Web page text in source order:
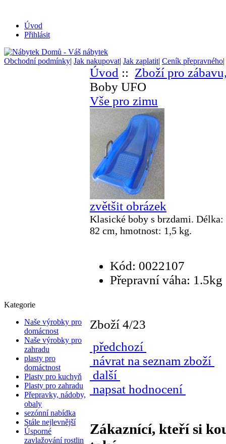
Úvod
Přihlásit
Obchodní podmínky| Jak nakupovat| Jak zaplatit| Ceník přepravného|
Kategorie
Naše výrobky pro
domácnost
Naše výrobky pro
zahradu
plasty pro
domáctnost
Plasty pro kuchyň
Plasty pro zahradu
Přepravky, nádoby,
obaly
sezónní nabídka
Stále nejlevnější
Úsporné
zavlažování rostlin
Úvod :: Zboží pro
Boby UFO
Vše pro zimu
zvětšit obrázek
Klasické boby s brzdami. Délka:
82 cm, hmotnost: 1,5 kg.
Kód: 0022107
Přepravní váha: 1.5kg
Zboží 4/23
předchozí
návrat na seznam zboží
další
napsat hodnocení
Zákaznící, kteří si